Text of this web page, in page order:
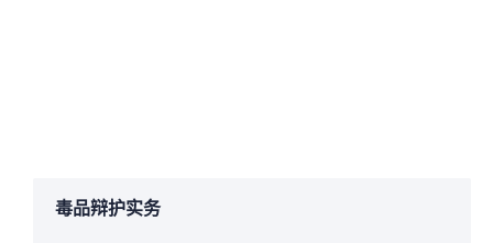
毒品辩护实务